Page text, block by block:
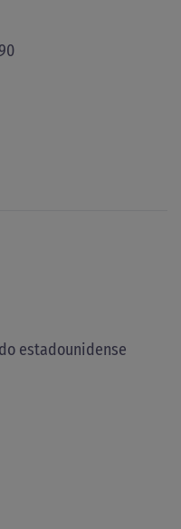
estadounidense